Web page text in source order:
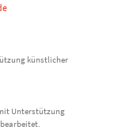
künstlicher
Unterstützung